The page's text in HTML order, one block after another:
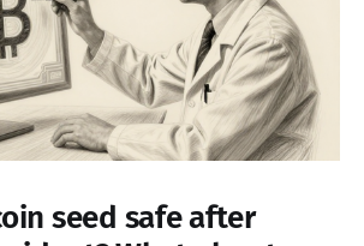
seed safe after